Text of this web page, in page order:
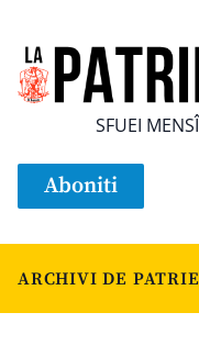
SFUEI
Aboniti
ARCHIVI DE PATRIE